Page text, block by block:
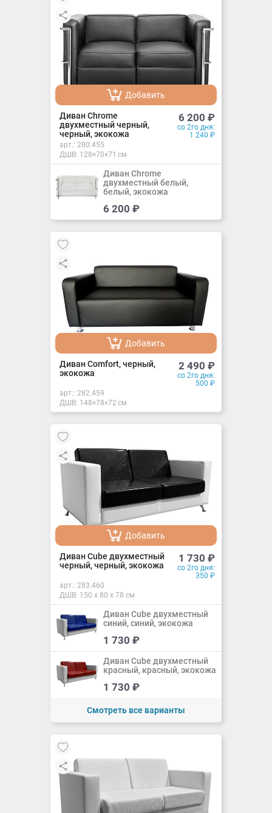
Добавить
Диван Chrome
двухместный черный,
черный, экокожа
6 200 ₽
со 2го дня:
1 240 ₽
арт.: 280.455
ДШВ: 128×70×71 см
Добавить
Добавлено
Диван Chrome
двухместный белый,
белый, экокожа
6 200 ₽
Добавить
Добавлено
Диван Comfort, черный,
экокожа
2 490 ₽
со 2го дня:
500 ₽
арт.: 282.459
ДШВ: 148×78×72 см
Добавить
Добавлено
Диван Cube двухместный
черный, черный, экокожа
1 730 ₽
со 2го дня:
350 ₽
арт.: 283.460
ДШВ: 150 х 80 х 78 см
Добавить
Добавлено
Диван Cube двухместный
синий, синий, экокожа
1 730 ₽
Добавить
Диван Cube двухместный
красный, красный, экокожа
1 730 ₽
Смотреть все варианты